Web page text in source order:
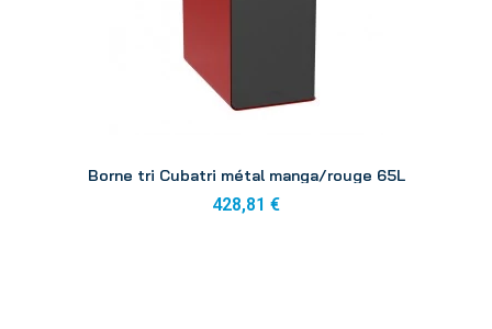
Borne tri Cubatri métal manga/rouge 65L
428,81 €